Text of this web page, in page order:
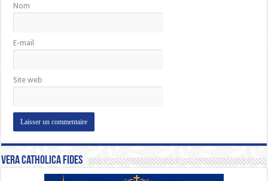
Nom
E-mail
Site web
Vera Catholica Fides